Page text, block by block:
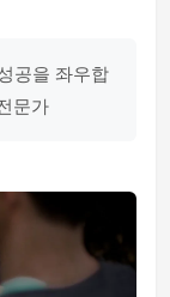
공을 좌우합
문가